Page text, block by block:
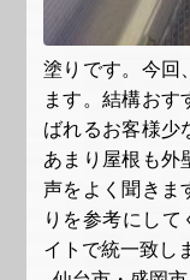
塗りです。今回
ます。結構おす
ばれるお客様少
あまり屋根も
声をよく聞きま
りを参考にし
イトで統一致し